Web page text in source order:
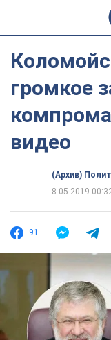
громкое
видео
(Архив)
8.05.2019
91